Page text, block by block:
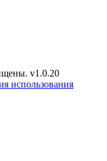
v1.0.20
использования